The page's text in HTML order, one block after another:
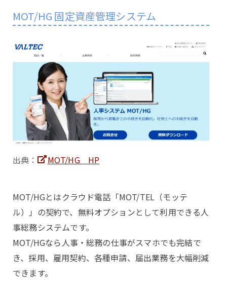
MOT/HG 固定資産管理システム
出典： MOT/HG HP
MOT/HGとはクラウド電話「MOT/TEL（モッテ
ル）」の契約で、無料オプションとして利用できる人
事総務システムです。
MOT/HGなら人事・総務の仕事がスマホでも完結で
き、採用、雇用契約、各種申請、届出業務を大幅削減
できます。